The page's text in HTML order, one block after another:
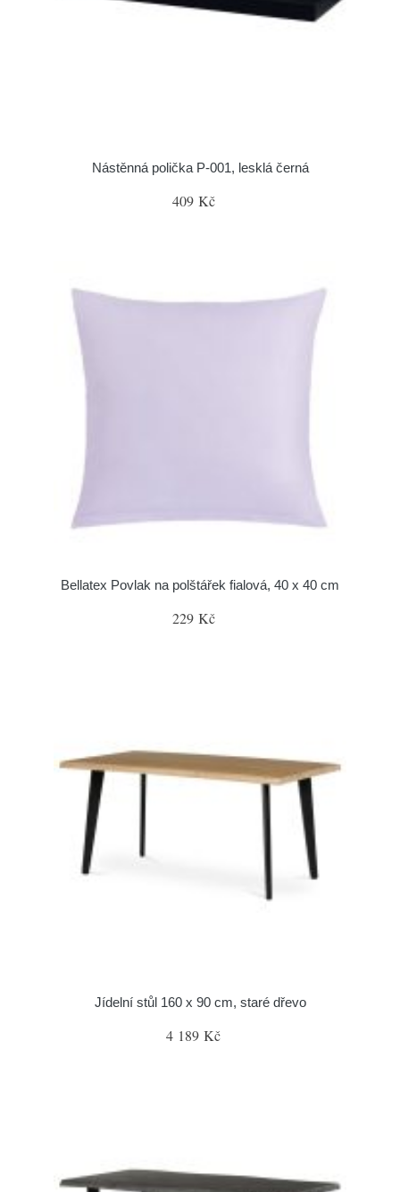
Nástěnná polička P-001, lesklá černá
409 Kč
Bellatex Povlak na polštářek fialová, 40 x 40 cm
229 Kč
Jídelní stůl 160 x 90 cm, staré dřevo
4 189 Kč